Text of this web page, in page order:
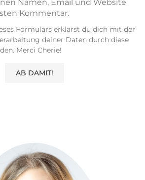
Namen, Email und Website
Kommentar.
Formulars erklärst du dich mit der
deiner Daten durch diese
Merci Cherie!